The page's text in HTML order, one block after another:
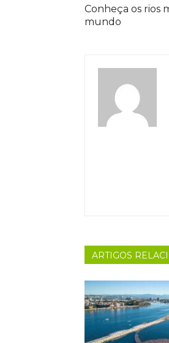
Conheça os rios
mundo
ARTIGOS